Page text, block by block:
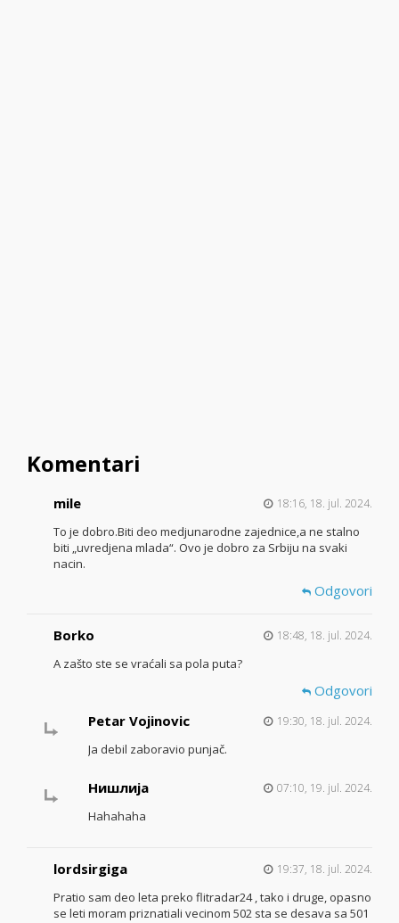
Komentari
mile 18:16, 18. jul. 2024.
To je dobro.Biti deo medjunarodne zajednice,a ne stalno
biti „uvredjena mlada“. Ovo je dobro za Srbiju na svaki
nacin.
Odgovori
Borko 18:48, 18. jul. 2024.
A zašto ste se vraćali sa pola puta?
Odgovori
Petar Vojinovic
19:30, 18. jul. 2024.
Ja debil zaboravio punjač.
Нишлија 07:10, 19. jul. 2024.
Hahahaha
lordsirgiga 19:37, 18. jul. 2024.
Pratio sam deo leta preko flitradar24 , tako i druge, opasno
se leti moram priznatiali vecinom 502 sta se desava sa 501